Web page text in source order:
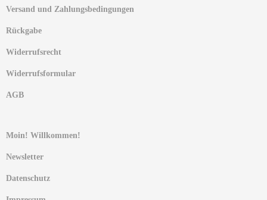
Versand und Zahlungsbedingungen
Rückgabe
Widerrufsrecht
Widerrufsformular
AGB
Moin! Willkommen!
Newsletter
Datenschutz